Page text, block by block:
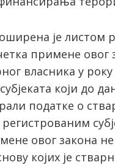
је листом
примене овог
власника у року
који до
податке о
овог закона
којих је